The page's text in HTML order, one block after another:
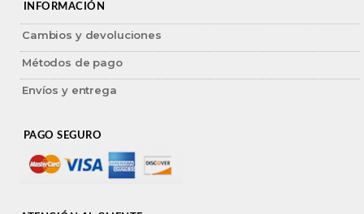
INFORMACIÓN
Cambios y devoluciones
Métodos de pago
Envíos y entrega
PAGO SEGURO